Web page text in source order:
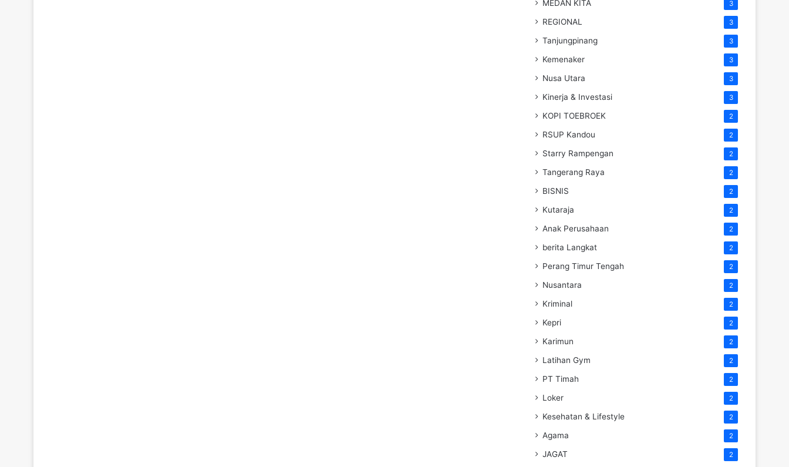
MEDAN KITA 3
REGIONAL 3
Tanjungpinang 3
Kemenaker 3
Nusa Utara 3
Kinerja & Investasi 3
KOPI TOEBROEK 2
RSUP Kandou 2
Starry Rampengan 2
Tangerang Raya 2
BISNIS 2
Kutaraja 2
Anak Perusahaan 2
berita Langkat 2
Perang Timur Tengah 2
Nusantara 2
Kriminal 2
Kepri 2
Karimun 2
Latihan Gym 2
PT Timah 2
Loker 2
Kesehatan & Lifestyle 2
Agama 2
JAGAT 2